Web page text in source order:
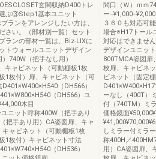
玄関収納D400トレ
ぶ③Step1基本ユニット
ランをアレンジしたい方は、
さい。（部材別一覧）セット
ランの部材一覧は、Biz-LIXに
トウォールユニットデザイン
740W（把手なし用）
キャビネット（可動棚板1枚
1枚付）扉、キャビネット（可
（DH566）
（DH566）ユ
木目
ニット呼称400W（把手あり
把手あり用）CA姿図扉、キャ
ャビネット（可動棚板1枚
1枚付）キャビネット寸法
（DH536）
間口（Ｗ）ｍｍ
ー
３６０も対応可
場合※H17トール
対応はできませ
デザインユニッ
800TMCA姿図扉
枚扉、キャビネ
ビネット（固定
ーなし（400T）
付（740TM）ミ
価格鏡面
しミラー付ミラ
称400H／
用）CA姿図扉、